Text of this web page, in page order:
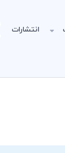
انتشارات